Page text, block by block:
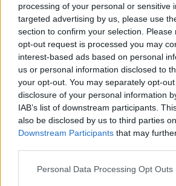
processing of your personal or sensitive
targeted advertising by us, please use
section to confirm your selection.
opt-out request is processed you may
interest-based ads based on personal
us or personal information disclosed to
your opt-out. You may separately opt-
disclosure of your personal information
IAB’s list of downstream participants.
also be disclosed by us to third parties
Downstream Participants that may
Please note that this website/app uses
Personal Data Processing Opt Outs